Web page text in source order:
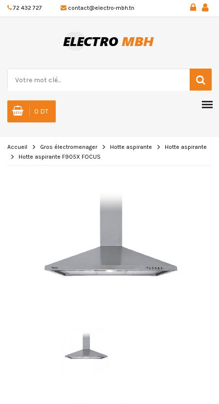
72 432 727 contact@electro-mbh.tn
0 DT
Accueil Gros électromenager Hotte aspirante
Hotte aspirante
Hotte aspirante F905X FOCUS